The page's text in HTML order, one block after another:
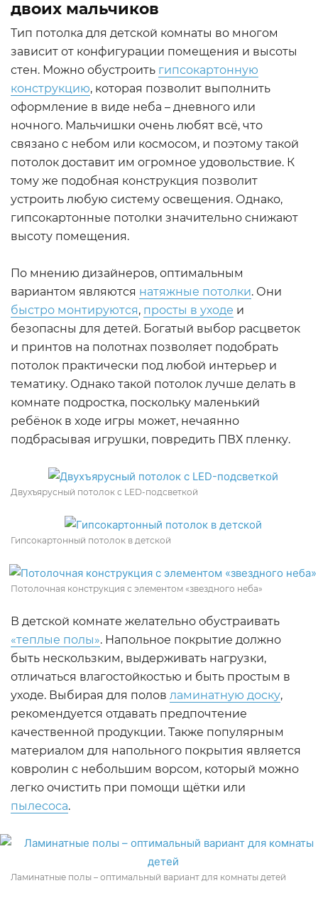
двоих мальчиков
Тип потолка для детской комнаты во многом
зависит от конфигурации помещения и высоты
стен. Можно обустроить гипсокартонную
конструкцию, которая позволит выполнить
оформление в виде неба – дневного или
ночного. Мальчишки очень любят всё, что
связано с небом или космосом, и поэтому такой
потолок доставит им огромное удовольствие. К
тому же подобная конструкция позволит
устроить любую систему освещения. Однако,
гипсокартонные потолки значительно снижают
высоту помещения.
По мнению дизайнеров, оптимальным
вариантом являются натяжные потолки. Они
быстро монтируются, просты в уходе и
безопасны для детей. Богатый выбор расцветок
и принтов на полотнах позволяет подобрать
потолок практически под любой интерьер и
тематику. Однако такой потолок лучше делать в
комнате подростка, поскольку маленький
ребёнок в ходе игры может, нечаянно
подбрасывая игрушки, повредить ПВХ пленку.
Двухъярусный потолок с LED-подсветкой
Гипсокартонный потолок в детской
Потолочная конструкция с элементом «звездного неба»
В детской комнате желательно обустраивать
«теплые полы». Напольное покрытие должно
быть нескользким, выдерживать нагрузки,
отличаться влагостойкостью и быть простым в
уходе. Выбирая для полов ламинатную доску,
рекомендуется отдавать предпочтение
качественной продукции. Также популярным
материалом для напольного покрытия является
ковролин с небольшим ворсом, который можно
легко очистить при помощи щётки или
пылесоса.
Ламинатные полы – оптимальный вариант для комнаты детей